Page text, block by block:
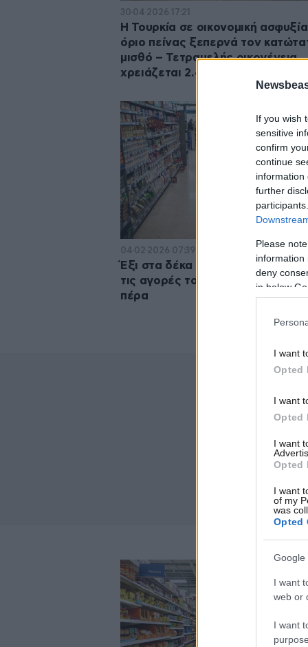
If you wish
sensitive
confirm
continue
information
further
Please
information
deny
in below
I want
Opted
I want
Opted
I want
Opted
I want
of my
was
Opted
Google
I want
web or
I want
30·04·2026 17:21
H Τουρκία σε οικονομική
όριο πείνας ξεπερνά τον
μισθό – Τετραμελής οικογένεια
χρειάζεται 2.493 δολάρια
04·02·2026 07:39
Έξι στα δέκα νοικοκυριά
τις αγορές τους για να τα
πέρα